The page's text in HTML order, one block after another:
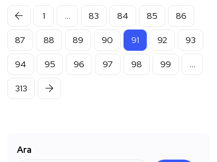
1 … 83 84 85 86
87 88 89 90 91 92 93
94 95 96 97 98 99 …
313
Ara